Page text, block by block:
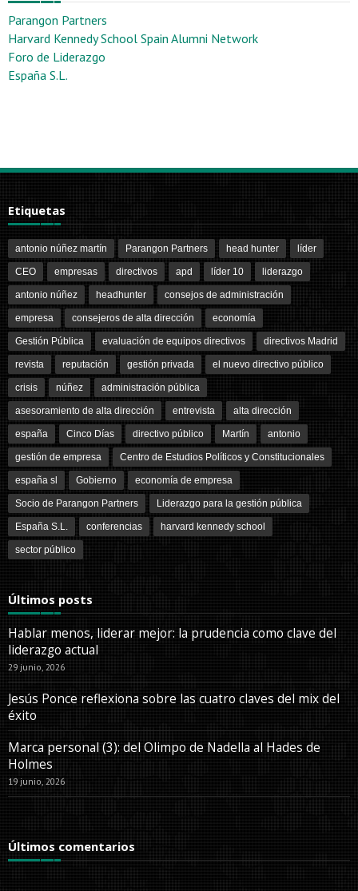
Parangon Partners
Harvard Kennedy School Spain Alumni Network
Foro de Liderazgo
España S.L.
Etiquetas
antonio núñez martín Parangon Partners head hunter líder
CEO empresas directivos apd líder 10 liderazgo
antonio núñez headhunter consejos de administración
empresa consejeros de alta dirección economía
Gestión Pública evaluación de equipos directivos directivos Madrid
revista reputación gestión privada el nuevo directivo público
crisis núñez administración pública
asesoramiento de alta dirección entrevista alta dirección
españa Cinco Días directivo público Martín antonio
gestión de empresa Centro de Estudios Políticos y Constitucionales
españa sl Gobierno economía de empresa
Socio de Parangon Partners Liderazgo para la gestión pública
España S.L. conferencias harvard kennedy school
sector público
Últimos posts
Hablar menos, liderar mejor: la prudencia como clave del
liderazgo actual
29 junio, 2026
Jesús Ponce reflexiona sobre las cuatro claves del mix del
éxito
Marca personal (3): del Olimpo de Nadella al Hades de
Holmes
19 junio, 2026
Últimos comentarios